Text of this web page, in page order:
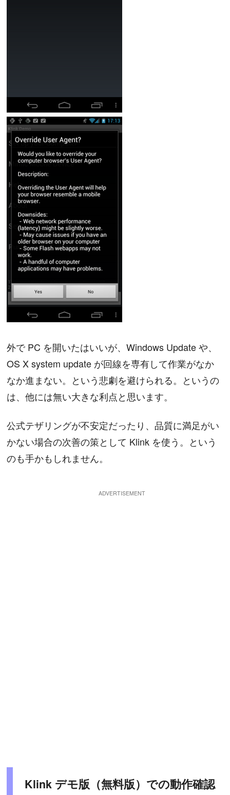
外で PC を開いたはいいが、Windows Update や、
OS X system update が回線を専有して作業がなか
なか進まない。という悲劇を避けられる。というの
は、他には無い大きな利点と思います。
公式テザリングが不安定だったり、品質に満足がい
かない場合の次善の策として Klink を使う。という
のも手かもしれません。
Klink デモ版（無料版）での動作確認